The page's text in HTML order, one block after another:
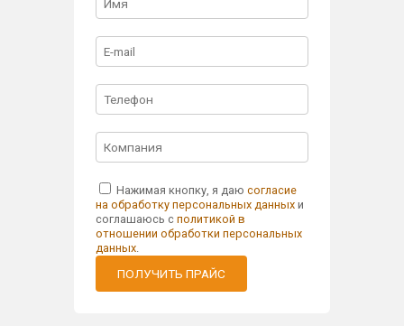
Нажимая кнопку, я даю согласие
на обработку персональных данныхи
соглашаюсь с политикой в
отношении обработки персональных
данных.
ПОЛУЧИТЬ ПРАЙС